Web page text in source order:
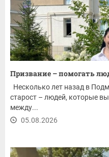
Призвание – помогать
Несколько лет назад в
старост – людей, которые
между...
05.08.2026